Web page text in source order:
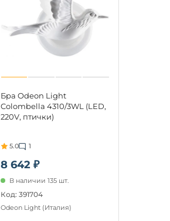
8 642 ₽
Бра Odeon Light
Colombella 4310/3WL (LED,
220V, птички)
5.0 1
В наличии 135 шт.
Код: 391704
Odeon Light (Италия)